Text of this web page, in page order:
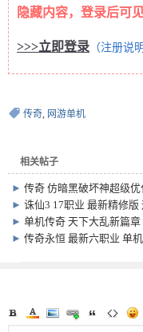
隐藏内容，登录后可
>>>立即登录 （注册说
传奇, 网游单机
相关帖子
►传奇 仿暗黑破坏神超级优
职业 有佣兵假人
►诛仙3 17职业 最新精修版
第二版 基本完美运行
►单机传奇 天下大乱新篇章
版
►传奇永恒 最新六职业 单